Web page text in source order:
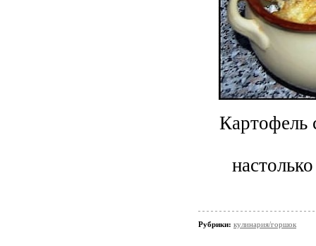
Рубрики: кулинария/горшок